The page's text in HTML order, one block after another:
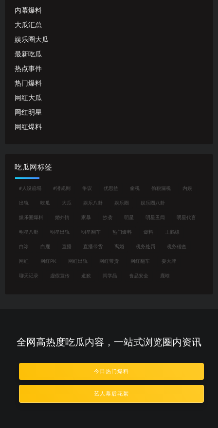
内幕爆料
大瓜汇总
娱乐圈大瓜
最新吃瓜
热点事件
热门爆料
网红大瓜
网红明星
网红爆料
吃瓜网标签
#人设崩塌 #潜规则 争议 优思益 偷税 偷税漏税 内娱
出轨 吃瓜 大瓜 娱乐八卦 娱乐圈 娱乐圈八卦
娱乐圈爆料 婚外情 家暴 抄袭 明星 明星丑闻 明星代言
明星八卦 明星出轨 明星翻车 热门爆料 爆料 王鹤棣
白冰 白鹿 直播 直播带货 离婚 税务处罚 税务稽查
网红 网红PK 网红出轨 网红带货 网红翻车 耍大牌
聊天记录 虚假宣传 道歉 闫学晶 食品安全 鹿晗
全网高热度吃瓜内容，一站式浏览圈内资讯
今日热门爆料
艺人幕后花絮